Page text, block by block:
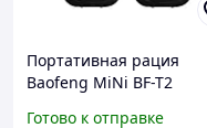
Портативная рация
Baofeng MiNi BF-T2
Готово к отправке